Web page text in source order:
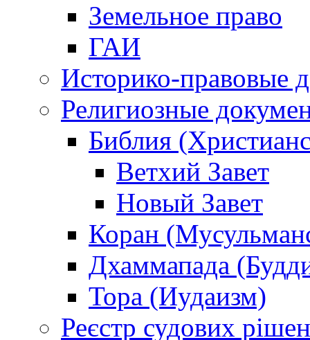
Земельное право
ГАИ
Историко-правовые
Религиозные
Библия
Ветхий Завет
Новый Завет
Коран
Дхаммапада
Тора (Иудаизм)
Реєстр судових